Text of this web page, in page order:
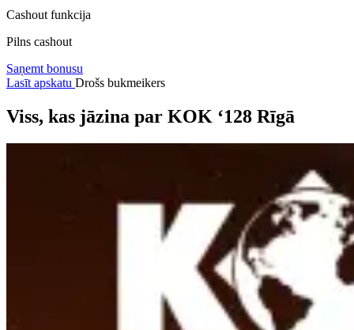
Cashout funkcija
Pilns cashout
Saņemt bonusu
Lasīt apskatu Drošs bukmeikers
Viss, kas jāzina par KOK ‘128 Rīgā